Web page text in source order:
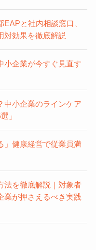
EAPと社内相談窓口、
対効果を徹底解説
小企業が今すぐ見直す
中小企業のラインケア
」
」健康経営で従業員満
法を徹底解説｜対象者
業が押さえるべき実践